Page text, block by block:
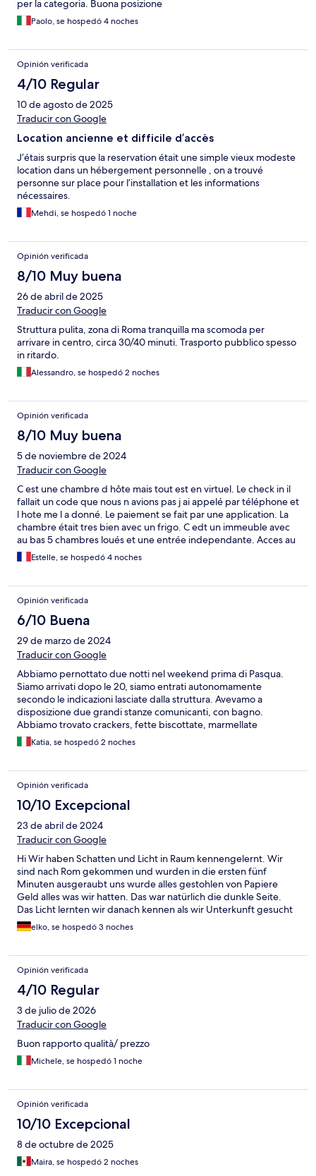
per la categoria. Buona posizione
Paolo, se hospedó 4 noches
Opinión verificada
4/10 Regular
10 de agosto de 2025
Traducir con Google
Location ancienne et difficile d’accès
J’étais surpris que la reservation était une simple vieux modeste
location dans un hébergement personnelle , on a trouvé
personne sur place pour l’installation et les informations
nécessaires.
Mehdi, se hospedó 1 noche
Opinión verificada
8/10 Muy buena
26 de abril de 2025
Traducir con Google
Struttura pulita, zona di Roma tranquilla ma scomoda per
arrivare in centro, circa 30/40 minuti. Trasporto pubblico spesso
in ritardo.
Alessandro, se hospedó 2 noches
Opinión verificada
8/10 Muy buena
5 de noviembre de 2024
Traducir con Google
C est une chambre d hôte mais tout est en virtuel. Le check in il
fallait un code que nous n avions pas j ai appelé par téléphone et
l hote me l a donné. Le paiement se fait par une application. La
chambre était tres bien avec un frigo. C edt un immeuble avec
au bas 5 chambres loués et une entrée independante. Acces au
micro onde café... il y a une table à l'extérieur. Le petit-déjeuner
tres bon à deux metreesde l appartement boisson chaude et
d attente. Il y aun plan de bus metro dans le couloir.
Estelle, se hospedó 4 noches
Opinión verificada
6/10 Buena
29 de marzo de 2024
Traducir con Google
Abbiamo pernottato due notti nel weekend prima di Pasqua.
Siamo arrivati dopo le 20, siamo entrati autonomamente
secondo le indicazioni lasciate dalla struttura. Avevamo a
disposizione due grandi stanze comunicanti, con bagno.
Abbiamo trovato crackers, fette biscottate, marmellate
(nell'ingresso della struttura c'è anche la possibilità di farsi un tè
o un caffè), asciugamani puliti, sapone mani e docciaschiuma,
un coprimaterasso né i cuscini (vecchi e sformati) un copri
cuscino ma un solo lenzuolo, cosa a nostro parere poco igienica.
Non abbiamo visto nessuno della struttura nei due giorni, e il
nostro alloggio non è stato pulito dopo il primo pernottamento.
Direi buono il rapporto qualità/prezzo.
Katia, se hospedó 2 noches
Opinión verificada
10/10 Excepcional
23 de abril de 2024
Traducir con Google
Hi Wir haben Schatten und Licht in Raum kennengelernt. Wir
sind nach Rom gekommen und wurden in die ersten fünf
Minuten ausgeraubt uns wurde alles gestohlen von Papiere
Geld alles was wir hatten. Das war natürlich die dunkle Seite.
Das Licht lernten wir danach kennen als wir Unterkunft gesucht
haben nicht weiter konnten und uns ein Taxifahrer gratis
Unterkunft gefahren hat weil er gewusst hat was uns passiert
uns zur Polizei gefahren ist Anzeige machen alles übersetzt hat
und uns geholfen hat mit mit allen Sachen die angestanden
sind. Wir haben dann mit ihr auch eine Möglichkeit gefunden zu
Geld zu kommen weil sonst wüssten wir nicht was wir tun
sollten. Antonella vielen Dank auch auf diesem Wege noch mal.
Wie gesagt Rom Licht und Schatten für uns gewesen.
elko, se hospedó 3 noches
Opinión verificada
4/10 Regular
3 de julio de 2026
Traducir con Google
Buon rapporto qualità/ prezzo
Michele, se hospedó 1 noche
Opinión verificada
10/10 Excepcional
8 de octubre de 2025
Maira, se hospedó 2 noches